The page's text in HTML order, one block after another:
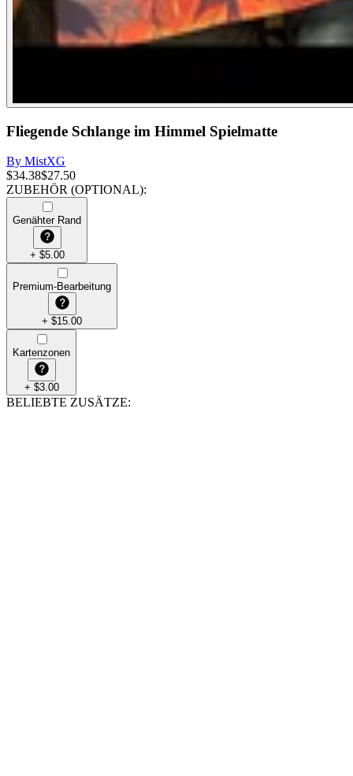
Fliegende Schlange im Himmel Spielmatte
By MistXG
$34.38$27.50
ZUBEHÖR (OPTIONAL):
Genähter Rand
+ $5.00
Premium-Bearbeitung
+ $15.00
Kartenzonen
+ $3.00
BELIEBTE ZUSÄTZE: